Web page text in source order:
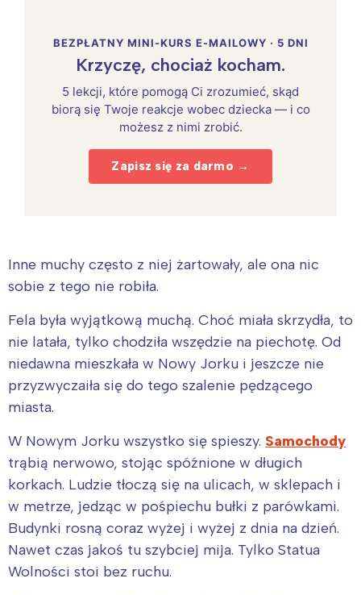
BEZPŁATNY MINI-KURS E-MAILOWY · 5 DNI
Krzyczę, chociaż kocham.
5 lekcji, które pomogą Ci zrozumieć, skąd
biorą się Twoje reakcje wobec dziecka — i co
możesz z nimi zrobić.
Zapisz się za darmo →
Inne muchy często z niej żartowały, ale ona nic
sobie z tego nie robiła.
Fela była wyjątkową muchą. Choć miała skrzydła, to
nie latała, tylko chodziła wszędzie na piechotę. Od
niedawna mieszkała w Nowy Jorku i jeszcze nie
przyzwyczaiła się do tego szalenie pędzącego
miasta.
W Nowym Jorku wszystko się spieszy. Samochody
trąbią nerwowo, stojąc spóźnione w długich
korkach. Ludzie tłoczą się na ulicach, w sklepach i
w metrze, jedząc w pośpiechu bułki z parówkami.
Budynki rosną coraz wyżej i wyżej z dnia na dzień.
Nawet czas jakoś tu szybciej mija. Tylko Statua
Wolności stoi bez ruchu.